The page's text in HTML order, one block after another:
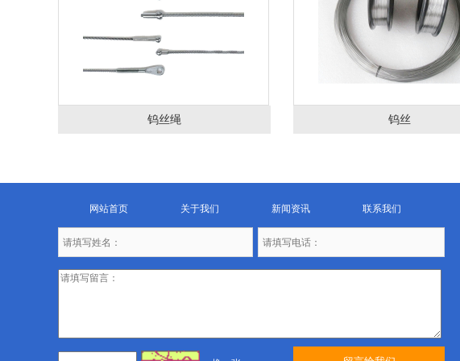
钨丝绳 钨丝
网站首页 关于我们 新闻资讯 联系我们